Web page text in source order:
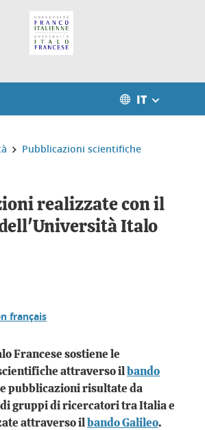
IT
Pubblicazioni scientifiche
realizzate con il
Italo
français
Francese sostiene le
attraverso ilbando
pubblicazioni risultate da
gruppi di ricercatori tra Italia e
attraverso ilbando Galileo.